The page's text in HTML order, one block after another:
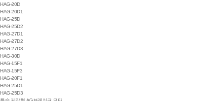
HAG-20D
HAG-20D1
HAG-25D
HAG-25D2
HAG-27D1
HAG-27D2
HAG-27D3
HAG-30D
HAG-15F1
HAG-15F3
HAG-20F1
HAG-25D1
HAG-25D3